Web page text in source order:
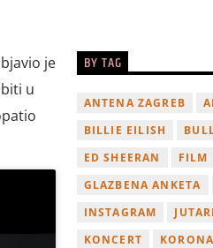
je
u
BY TAG
ANTENA ZAGREB
BILLIE EILISH
ED SHEERAN
FILM
GLAZBENA ANKETA
INSTAGRAM
KONCERT